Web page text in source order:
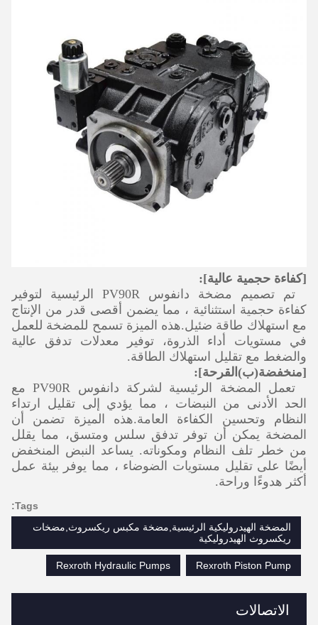
الاتصالات
[كفاءة حجمية عالية]:
تم تصميم مضخة دانفوس PV90R الرئيسية لتوفير
كفاءة حجمية استثنائية ، مما يضمن أقصى قدر من الإنتاج
مع استهلاك طاقة ضئيل.هذه الميزة تسمح للمضخة للعمل
في مستويات أداء الذروة، توفير معدلات تدفق عالية
والضغط مع تقليل استهلاك الطاقة.
[منخفضة(ب) القرحة]
:
تعمل المضخة الرئيسية لشركة دانفوس PV90R مع
الحد الأدنى من النبضات ، مما يؤدي إلى تقليل ارتداء
النظام وتحسين الكفاءة العامة.هذه الميزة تضمن أن
المضخة يمكن أن توفر تدفق سلس ومتسق، مما يقلل
من خطر تلف النظام ومكوناته. يساعد النبض المنخفض
أيضًا على تقليل مستويات الضوضاء ، مما يوفر بيئة عمل
أكثر هدوءًا وراحة.
Tags:
المضخة الهيدروليكية الرئيسية,مضخة مكبس ريكسروث,مضخات
ريكسروث الهيدروليكية
Rexroth Piston Pump
Rexroth Hydraulic Pumps